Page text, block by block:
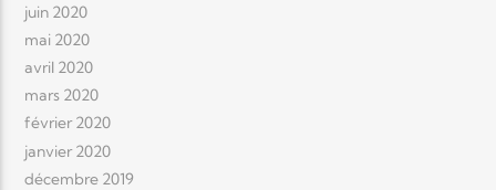
juin 2020
mai 2020
avril 2020
mars 2020
février 2020
janvier 2020
décembre 2019